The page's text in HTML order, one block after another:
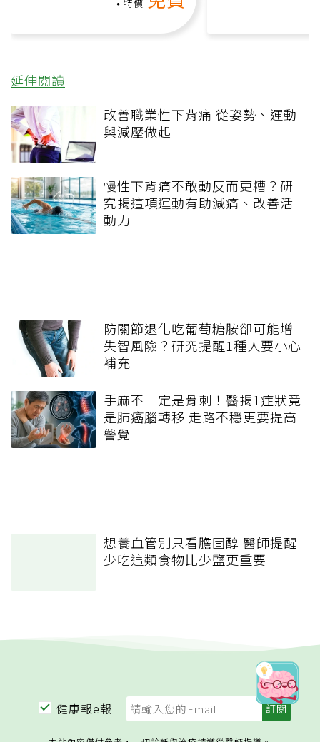
特價
延伸閱讀
改善職業性下背痛 從姿勢、運動
與減壓做起
慢性下背痛不敢動反而更糟？研
究揭這項運動有助減痛、改善活
動力
防關節退化吃葡萄糖胺卻可能增
失智風險？研究提醒1種人要小心
補充
手麻不一定是骨刺！醫揭1症狀竟
是肺癌腦轉移 走路不穩更要提高
警覺
想養血管別只看膽固醇 醫師提醒
少吃這類食物比少鹽更重要
健康報e報